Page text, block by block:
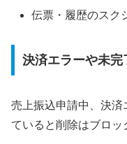
伝票・履歴のスク
決済エラーや未完
売上振込申請中、決済
ていると削除はブロッ